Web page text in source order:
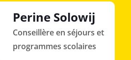
Perine Solowij
Conseillère en séjours et
programmes scolaires